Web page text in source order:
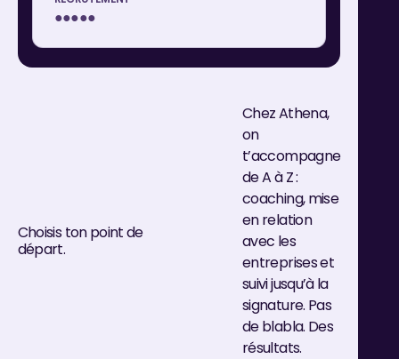
●●●●●
Choisis ton point de
départ.
Chez Athena,
on
t’accompagne
de A à Z :
coaching, mise
en relation
avec les
entreprises et
suivi jusqu’à la
signature. Pas
de blabla. Des
résultats.